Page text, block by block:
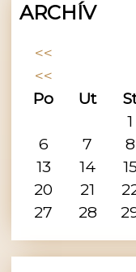
ARCHÍV
<<
<<
Po
Ut
1
6
7 8
13
14 15
20
21
27
28